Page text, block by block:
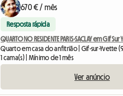
670 € / mês
Resposta rápida
QUARTO NO RESIDENTE PARIS-SACLAY em Gif
Quarto em casa do anfitrião | Gif-sur-Yvette
1 cama(s) | Mínimo de 1 mês
Ver anúncio